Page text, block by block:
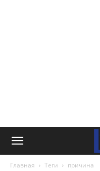
Главная Теги причина